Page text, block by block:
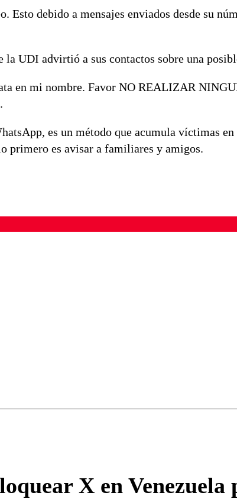
Esto debido a mensajes enviados desde su
UDI advirtió a sus contactos sobre una
en mi nombre. Favor NO REALIZAR
es un método que acumula víctimas
primero es avisar a familiares y amigos.
X en